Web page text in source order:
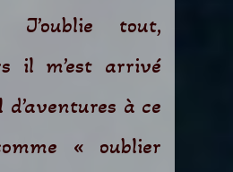
J’oublie tout,
il m’est arrivé
d’aventures à ce
« oublier